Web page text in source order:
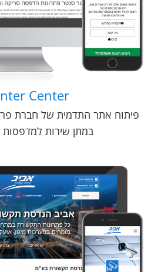
Center
פיתוח אתר התדמית של חברת
במתן שירות למדפסות